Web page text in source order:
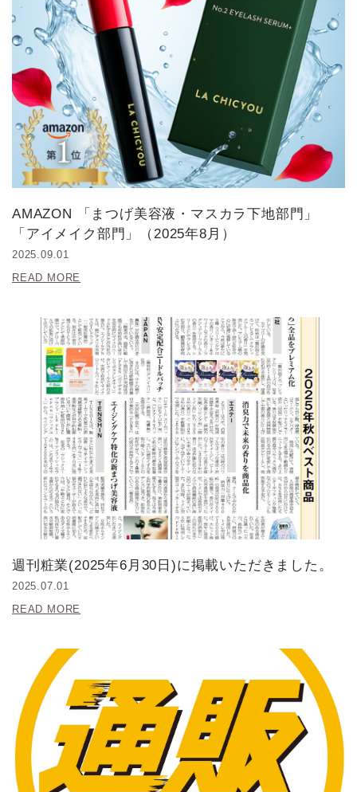
AMAZON 「まつげ美容液・マスカラ下地部門」
「アイメイク部門」（2025年8月）
2025.09.01
READ MORE
週刊粧業(2025年6月30日)に掲載いただきました。
2025.07.01
READ MORE